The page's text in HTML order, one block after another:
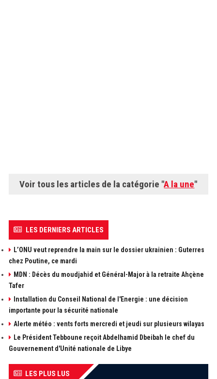
Voir tous les articles de la catégorie "A la une"
LES DERNIERS ARTICLES
L’ONU veut reprendre la main sur le dossier ukrainien : Guterres
chez Poutine, ce mardi
MDN : Décès du moudjahid et Général-Major à la retraite Ahçène
Tafer
Installation du Conseil National de l'Energie : une décision
importante pour la sécurité nationale
Alerte météo : vents forts mercredi et jeudi sur plusieurs wilayas
Le Président Tebboune reçoit Abdelhamid Dbeibah le chef du
Gouvernement d'Unité nationale de Libye
LES PLUS LUS